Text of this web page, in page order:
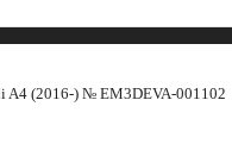
A4 (2016-) № EM3DEVA-001102